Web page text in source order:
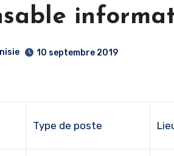
10 septembre 2019
Type de poste